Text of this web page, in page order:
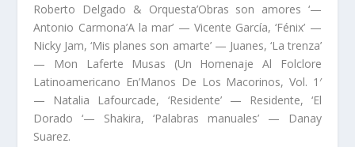
Roberto Delgado & Orquesta’Obras son amores ‘—
Antonio Carmona’A la mar’ — Vicente García, ‘Fénix’ —
Nicky Jam, ‘Mis planes son amarte’ — Juanes, ‘La trenza’
— Mon Laferte Musas (Un Homenaje Al Folclore
Latinoamericano En’Manos De Los Macorinos, Vol. 1′
— Natalia Lafourcade, ‘Residente’ — Residente, ‘El
Dorado ‘— Shakira, ‘Palabras manuales’ — Danay
Suarez.